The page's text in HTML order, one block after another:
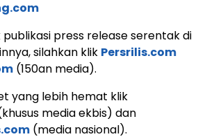
press release serentak di
silahkan klik Persrilis.com
(150an media).
yang lebih hemat klik
media ekbis) dan
(media nasional).